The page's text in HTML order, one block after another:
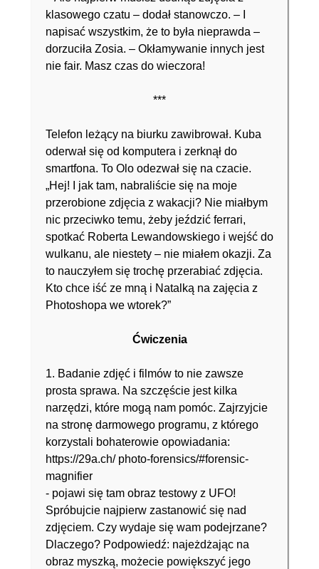
klasowego czatu – dodał stanowczo. – I
napisać wszystkim, że to była nieprawda –
dorzuciła Zosia. – Okłamywanie innych jest
nie fair. Masz czas do wieczora!
***
Telefon leżący na biurku zawibrował. Kuba
oderwał się od komputera i zerknął do
smartfona. To Olo odezwał się na czacie.
„Hej! I jak tam, nabraliście się na moje
przerobione zdjęcia z wakacji? Nie miałbym
nic przeciwko temu, żeby jeździć ferrari,
spotkać Roberta Lewandowskiego i wejść do
wulkanu, ale niestety – nie miałem okazji. Za
to nauczyłem się trochę przerabiać zdjęcia.
Kto chce iść ze mną i Natalką na zajęcia z
Photoshopa we wtorek?”
Ćwiczenia
1. Badanie zdjęć i filmów to nie zawsze
prosta sprawa. Na szczęście jest kilka
narzędzi, które mogą nam pomóc. Zajrzyjcie
na stronę darmowego programu, z którego
korzystali bohaterowie opowiadania:
https://29a.ch/ photo-forensics/#forensic-
magnifier
- pojawi się tam obraz testowy z UFO!
Spróbujcie najpierw zastanowić się nad
zdjęciem. Czy wydaje się wam podejrzane?
Dlaczego? Podpowiedź: najeżdżając na
obraz myszką, możecie powiększyć jego